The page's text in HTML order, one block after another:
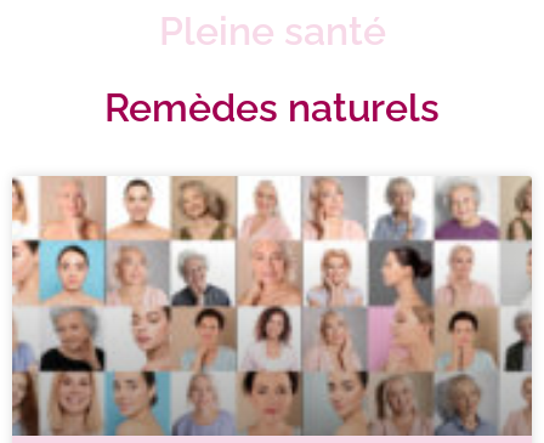
Pleine santé
Remèdes naturels